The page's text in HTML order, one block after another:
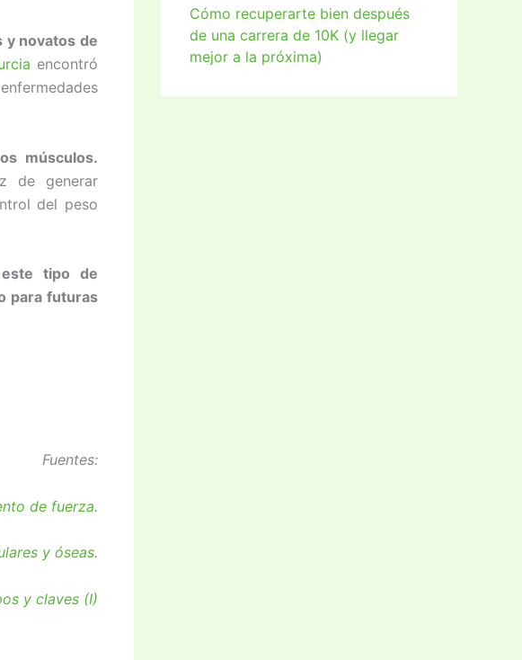
y novatos de
encontró
músculos.
de generar
del peso
tipo de
para futuras
Fuentes:
de fuerza.
y óseas.
y claves (I)
Cómo recuperarte bien después
de una carrera de 10K (y llegar
mejor a la próxima)